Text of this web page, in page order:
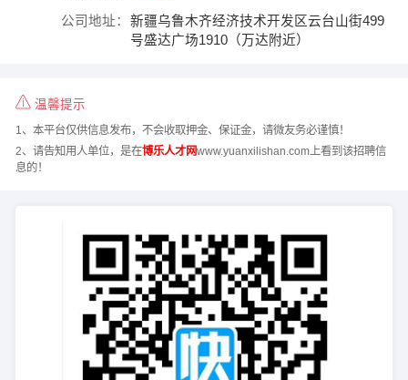
公司地址：
新疆乌鲁木齐经济技术开发区云台山街499
号盛达广场1910（万达附近）
温馨提示
1、本平台仅供信息发布，不会收取押金、保证金，请微友务必谨慎！
2、请告知用人单位，是在博乐人才网www.yuanxilishan.com上看到该招聘信
息的！